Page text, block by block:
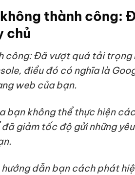
thành công:
chủ
công: Đã vượt quá tải trọng
điều đó có nghĩa là
web của bạn.
bạn không thể thực hiện
giảm tốc độ gửi những
dẫn bạn cách phát